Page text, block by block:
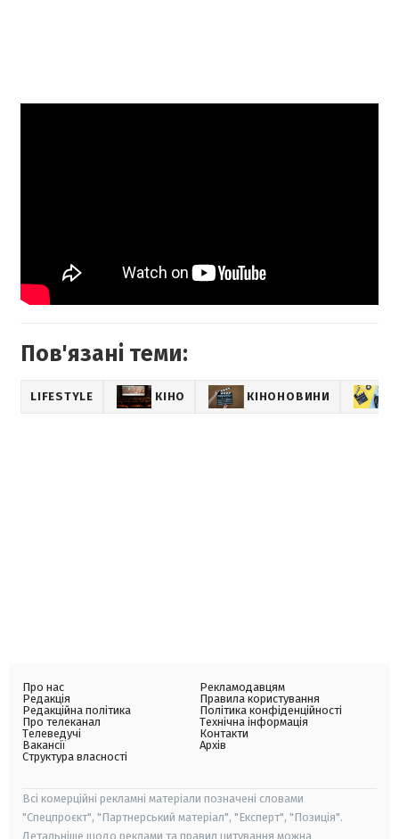
Пов'язані теми:
LIFESTYLE КІНО КІНОНОВИНИ
Про нас
Редакція
Редакційна політика
Про телеканал
Телеведучі
Вакансії
Структура власності
Рекламодавцям
Правила користування
Політика конфіденційності
Технічна інформація
Контакти
Архів
Всі комерційні рекламні матеріали позначені словами
"Спецпроєкт", "Партнерський матеріал", "Експерт", "Позиція".
Детальніше щодо реклами та правил цитування можна